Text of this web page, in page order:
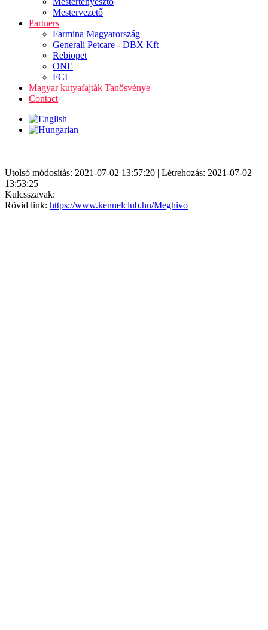
Mestervezető
Partners
Farmina Magyarország
Generali Petcare - DBX Kft
Rebiopet
ONE
FCI
Magyar kutyafajták Tanösvénye
Contact
Utolsó módosítás: 2021-07-02 13:57:20 | Létrehozás: 2021-07-02
13:53:25
Kulcsszavak:
Rövid link: https://www.kennelclub.hu/Meghivo